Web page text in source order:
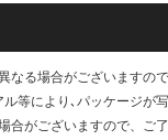
る場合がございますの
等により､パッケージが
がございますので、ご了